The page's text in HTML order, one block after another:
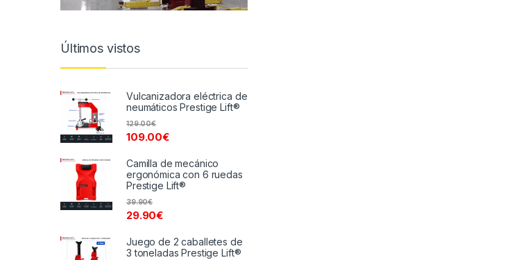
Últimos vistos
Vulcanizadora eléctrica de
neumáticos Prestige Lift®
109.00€
129.00€
Camilla de mecánico
ergonómica con 6 ruedas
Prestige Lift®
29.90€
39.90€
Juego de 2 caballetes de
3 toneladas Prestige Lift®